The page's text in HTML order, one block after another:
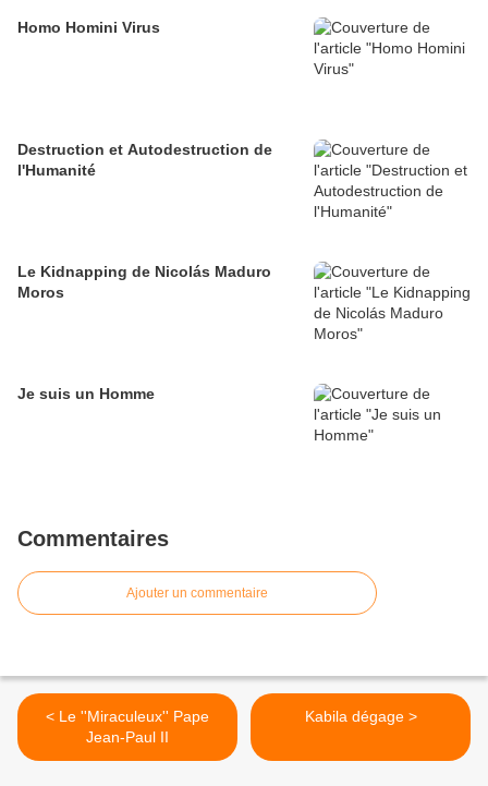
Homo Homini Virus
Destruction et Autodestruction de
l'Humanité
Le Kidnapping de Nicolás Maduro
Moros
Je suis un Homme
Commentaires
Ajouter un commentaire
< Le ''Miraculeux'' Pape
Jean-Paul II
Kabila dégage >